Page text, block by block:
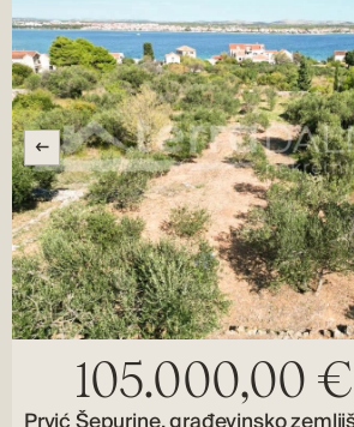
105.000,00 €